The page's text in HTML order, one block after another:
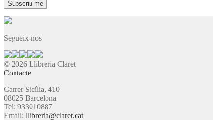
Segueix-nos
© 2026 Llibreria Claret
Contacte
Carrer Sicília, 410
08025 Barcelona
Tel: 933010887
Email: llibreria@claret.cat